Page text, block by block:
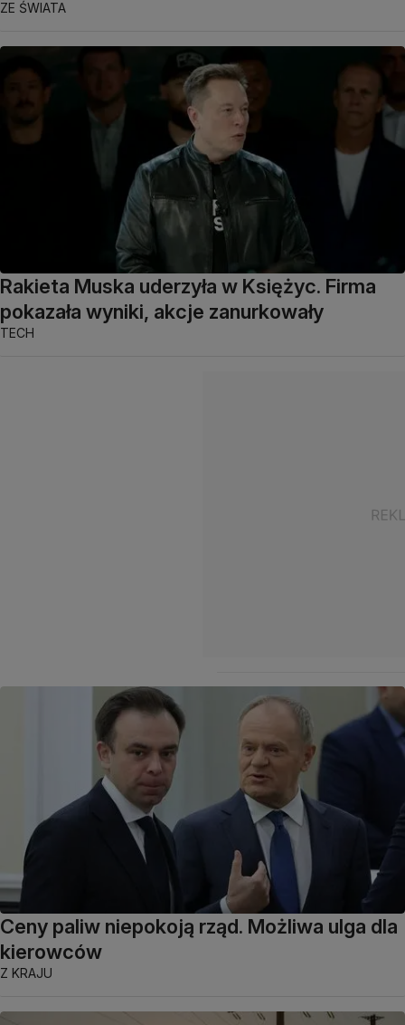
ZE ŚWIATA
Rakieta Muska uderzyła w Księżyc. Firma
pokazała wyniki, akcje zanurkowały
TECH
Ceny paliw niepokoją rząd. Możliwa ulga dla
kierowców
Z KRAJU